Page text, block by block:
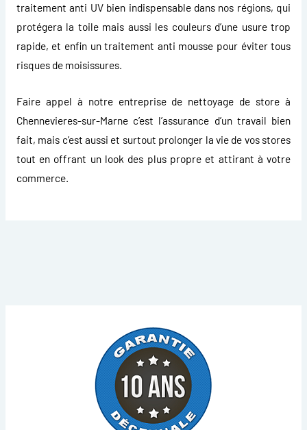
traitement anti UV bien indispensable dans nos régions, qui
protégera la toile mais aussi les couleurs d’une usure trop
rapide, et enfin un traitement anti mousse pour éviter tous
risques de moisissures.
Faire appel à notre entreprise de nettoyage de store à
Chennevieres-sur-Marnec’est l’assurance d’un travail bien
fait, mais c’est aussi et surtout prolonger la vie de vos stores
tout en offrant un look des plus propre et attirant à votre
commerce.